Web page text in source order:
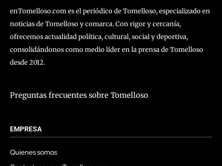
enTomelloso.com es el periódico de Tomelloso, especializado en
noticias de Tomelloso y comarca. Con rigor y cercanía,
ofrecemos actualidad política, cultural, social y deportiva,
consolidándonos como medio líder en la prensa de Tomelloso
desde 2012.
Preguntas frecuentes sobre Tomelloso
EMPRESA
Quienes somos